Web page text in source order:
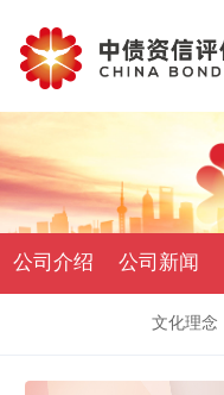
公司介绍 公司新闻
文化理念